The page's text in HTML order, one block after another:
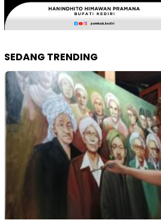
SEDANG TRENDING